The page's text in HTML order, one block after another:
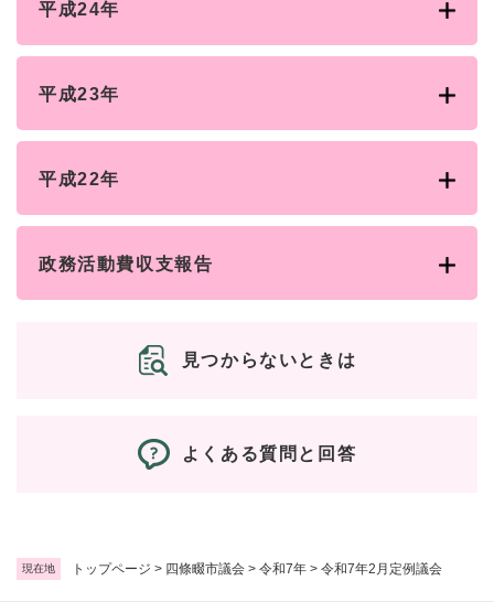
現在地 トップページ > 四條畷市議会 > 令和7年 > 令和7年2月定例議会
平成24年
平成23年
平成22年
政務活動費収支報告
見つからないときは
よくある質問と回答